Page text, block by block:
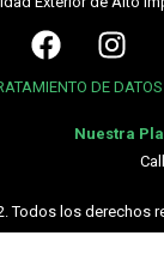
DE
Nuestra
Todos los derechos